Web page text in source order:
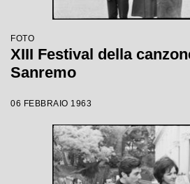
FOTO
XIII Festival della
Sanremo
06 FEBBRAIO 1963